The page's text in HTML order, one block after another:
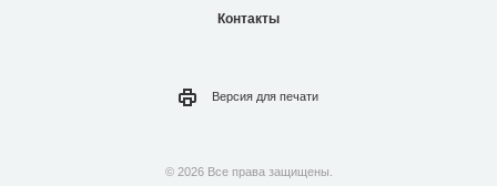
Контакты
Версия для печати
© 2026 Все права защищены.